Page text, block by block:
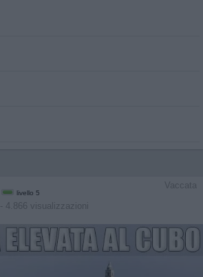
Vaccata
livello 5
- 4.866 visualizzazioni